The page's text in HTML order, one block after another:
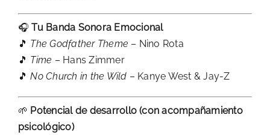
🎧Tu Banda Sonora Emocional
🎵 The Godfather Theme – Nino Rota
🎵 Time – Hans Zimmer
🎵No Church in the Wild – Kanye West & Jay-Z
🌱 Potencial de desarrollo (con acompañamiento
psicológico)